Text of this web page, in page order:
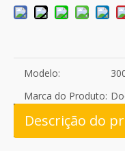
Modelo:
Marca do Produto:
Descrição do